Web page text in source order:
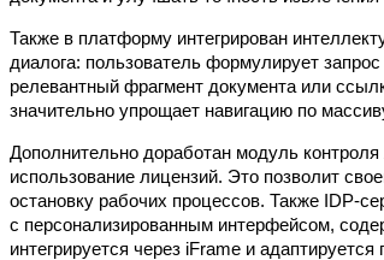
Также в платформу интегрирован
диалога: пользователь формулирует
релевантный фрагмент документа или
значительно упрощает навигацию по
Дополнительно доработан модуль
использование лицензий. Это позволит
остановку рабочих процессов. Также IDP-
с персонализированным интерфейсом,
интегрируется через iFrame и